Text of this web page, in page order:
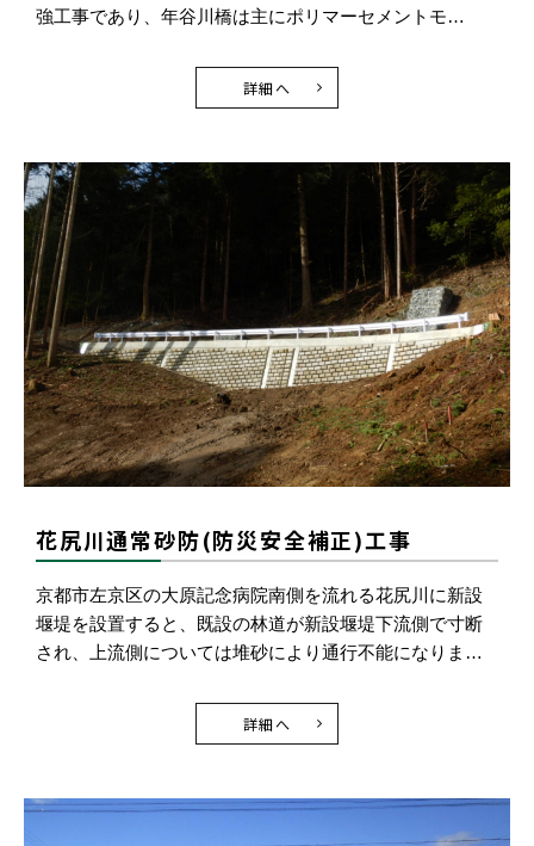
強工事であり、年谷川橋は主にポリマーセメントモ…
詳細へ
花尻川通常砂防(防災安全補正)工事
京都市左京区の大原記念病院南側を流れる花尻川に新設
堰堤を設置すると、既設の林道が新設堰堤下流側で寸断
され、上流側については堆砂により通行不能になりま…
詳細へ